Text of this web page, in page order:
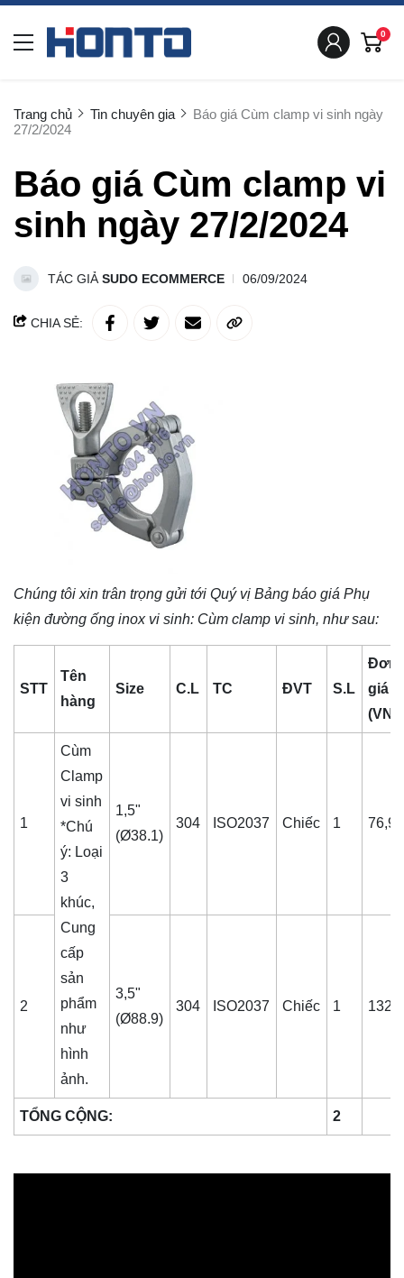
0
Trang chủ Tin chuyên gia
Báo giá Cùm clamp vi sinh ngày
27/2/2024
Báo giá Cùm clamp vi
sinh ngày 27/2/2024
TÁC GIẢ SUDO ECOMMERCE 06/09/2024
CHIA SẺ:
Chúng tôi xin trân trọng gửi tới Quý vị Bảng báo giá Phụ
kiện đường ống inox vi sinh: Cùm clamp vi sinh, như sau:
STT
Tên
hàng
Size C.L TC ĐVT S.L
Đơn
giá
1
Cùm
Clamp
vi sinh
*Chú
ý: Loại
3
khúc,
Cung
cấp
sản
phẩm
như
hình
ảnh.
1,5"
(Ø38.1)
304 ISO2037 Chiếc 1
2
3,5"
(Ø88.9)
304 ISO2037 Chiếc 1
TỔNG CỘNG: 2